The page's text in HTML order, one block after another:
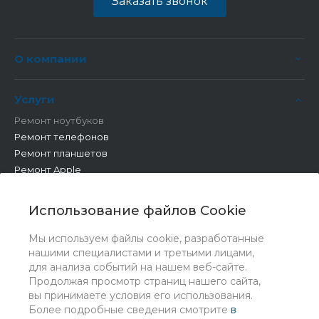
Использование файлов Cookie
Мы используем файлы cookie, разработанные
нашими специалистами и третьими лицами,
для анализа событий на нашем веб-сайте.
Продолжая просмотр страниц нашего сайта,
вы принимаете условия его использования.
Более подробные сведения смотрите в
О компании
Услуги
Ремонт ноутбуков
Ремонт телефонов
Ремонт планшетов
Ремонт Apple